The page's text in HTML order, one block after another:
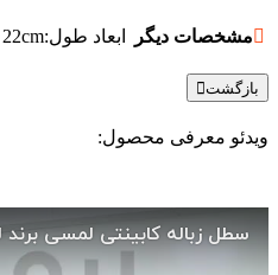
مشخصات دیگر ابعاد طول:22cm عرض:18.5cm ارتفاع:23cm
بازگشت
ویدئو معرفی محصول: